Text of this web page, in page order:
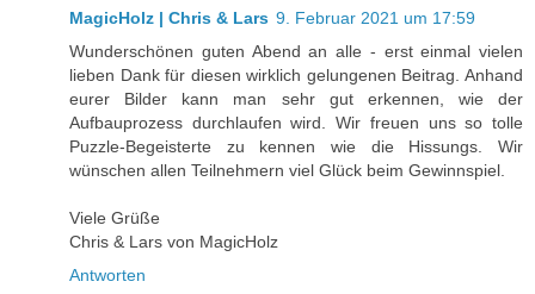
MagicHolz | Chris & Lars 9. Februar 2021 um 17:59
Wunderschönen guten Abend an alle - erst einmal vielen
lieben Dank für diesen wirklich gelungenen Beitrag. Anhand
eurer Bilder kann man sehr gut erkennen, wie der
Aufbauprozess durchlaufen wird. Wir freuen uns so tolle
Puzzle-Begeisterte zu kennen wie die Hissungs. Wir
wünschen allen Teilnehmern viel Glück beim Gewinnspiel.
Viele Grüße
Chris & Lars von MagicHolz
Antworten